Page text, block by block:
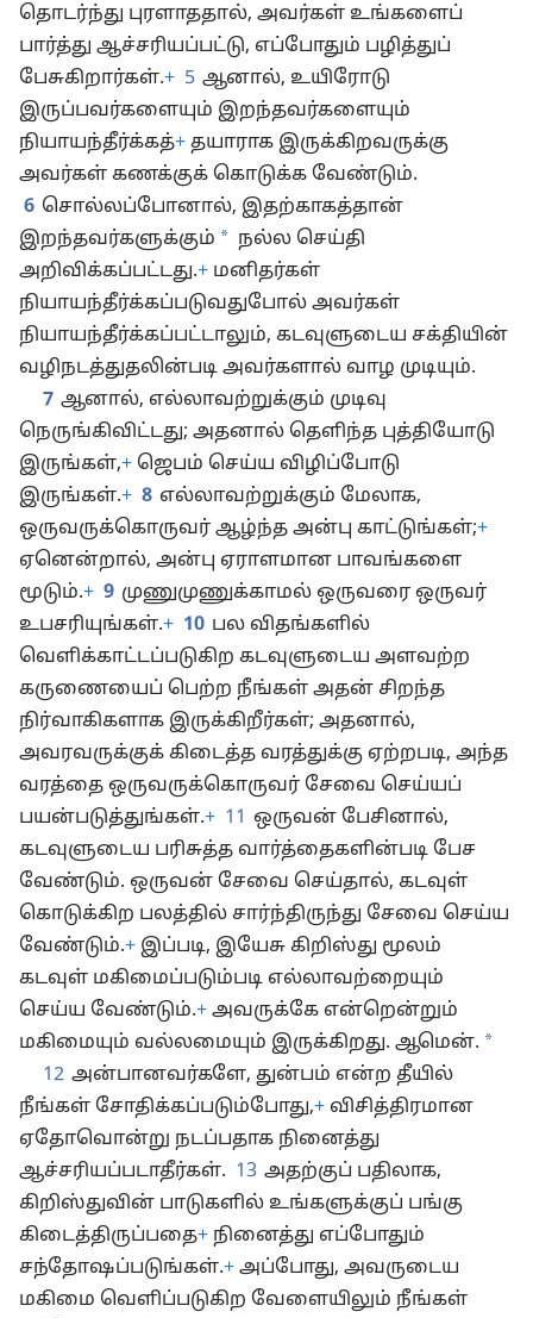
தொடர்ந்து புரளாததால், அவர்கள் உங்களைப்
பார்த்து ஆச்சரியப்பட்டு, எப்போதும் பழித்துப்
பேசுகிறார்கள்.+ 5 ஆனால், உயிரோடு
இருப்பவர்களையும் இறந்தவர்களையும்
நியாயந்தீர்க்கத்+ தயாராக இருக்கிறவருக்கு
அவர்கள் கணக்குக் கொடுக்க வேண்டும்.
6 சொல்லப்போனால், இதற்காகத்தான்
இறந்தவர்களுக்கும் * நல்ல செய்தி
அறிவிக்கப்பட்டது.+ மனிதர்கள்
நியாயந்தீர்க்கப்படுவதுபோல் அவர்கள்
நியாயந்தீர்க்கப்பட்டாலும், கடவுளுடைய சக்தியின்
வழிநடத்துதலின்படி அவர்களால் வாழ முடியும்.
7 ஆனால், எல்லாவற்றுக்கும் முடிவு
நெருங்கிவிட்டது; அதனால் தெளிந்த புத்தியோடு
இருங்கள்,+ ஜெபம் செய்ய விழிப்போடு
இருங்கள்.+ 8 எல்லாவற்றுக்கும் மேலாக,
ஒருவருக்கொருவர் ஆழ்ந்த அன்பு காட்டுங்கள்;+
ஏனென்றால், அன்பு ஏராளமான பாவங்களை
மூடும்.+ 9 முணுமுணுக்காமல் ஒருவரை ஒருவர்
உபசரியுங்கள்.+ 10 பல விதங்களில்
வெளிக்காட்டப்படுகிற கடவுளுடைய அளவற்ற
கருணையைப் பெற்ற நீங்கள் அதன் சிறந்த
நிர்வாகிகளாக இருக்கிறீர்கள்; அதனால்,
அவரவருக்குக் கிடைத்த வரத்துக்கு ஏற்றபடி, அந்த
வரத்தை ஒருவருக்கொருவர் சேவை செய்யப்
பயன்படுத்துங்கள்.+ 11 ஒருவன் பேசினால்,
கடவுளுடைய பரிசுத்த வார்த்தைகளின்படி பேச
வேண்டும். ஒருவன் சேவை செய்தால், கடவுள்
கொடுக்கிற பலத்தில் சார்ந்திருந்து சேவை செய்ய
வேண்டும்.+ இப்படி, இயேசு கிறிஸ்து மூலம்
கடவுள் மகிமைப்படும்படி எல்லாவற்றையும்
செய்ய வேண்டும்.+ அவருக்கே என்றென்றும்
மகிமையும் வல்லமையும் இருக்கிறது. ஆமென். *
12 அன்பானவர்களே, துன்பம் என்ற தீயில்
நீங்கள் சோதிக்கப்படும்போது,+ விசித்திரமான
ஏதோவொன்று நடப்பதாக நினைத்து
ஆச்சரியப்படாதீர்கள். 13 அதற்குப் பதிலாக,
கிறிஸ்துவின் பாடுகளில் உங்களுக்குப் பங்கு
கிடைத்திருப்பதை+ நினைத்து எப்போதும்
சந்தோஷப்படுங்கள்.+ அப்போது, அவருடைய
மகிமை வெளிப்படுகிற வேளையிலும் நீங்கள்